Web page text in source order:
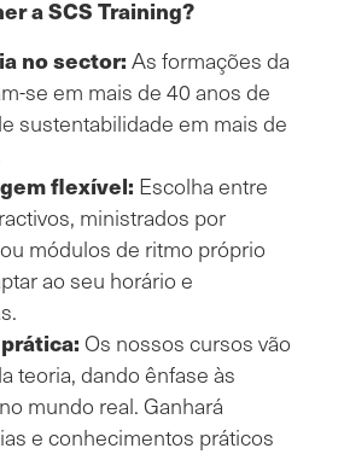
a SCS Training?
no sector: As formações da
se em mais de 40 anos de
sustentabilidade em mais de
flexível: Escolha entre
ministrados por
módulos de ritmo próprio
ao seu horário e
Os nossos cursos vão
teoria, dando ênfase às
mundo real. Ganhará
e conhecimentos práticos